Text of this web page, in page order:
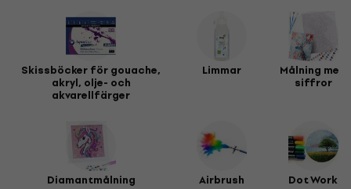
Skissböcker för gouache,
akryl, olje- och
akvarellfärger
Limmar Målning med
siffror
Diamantmålning Airbrush Dot Work